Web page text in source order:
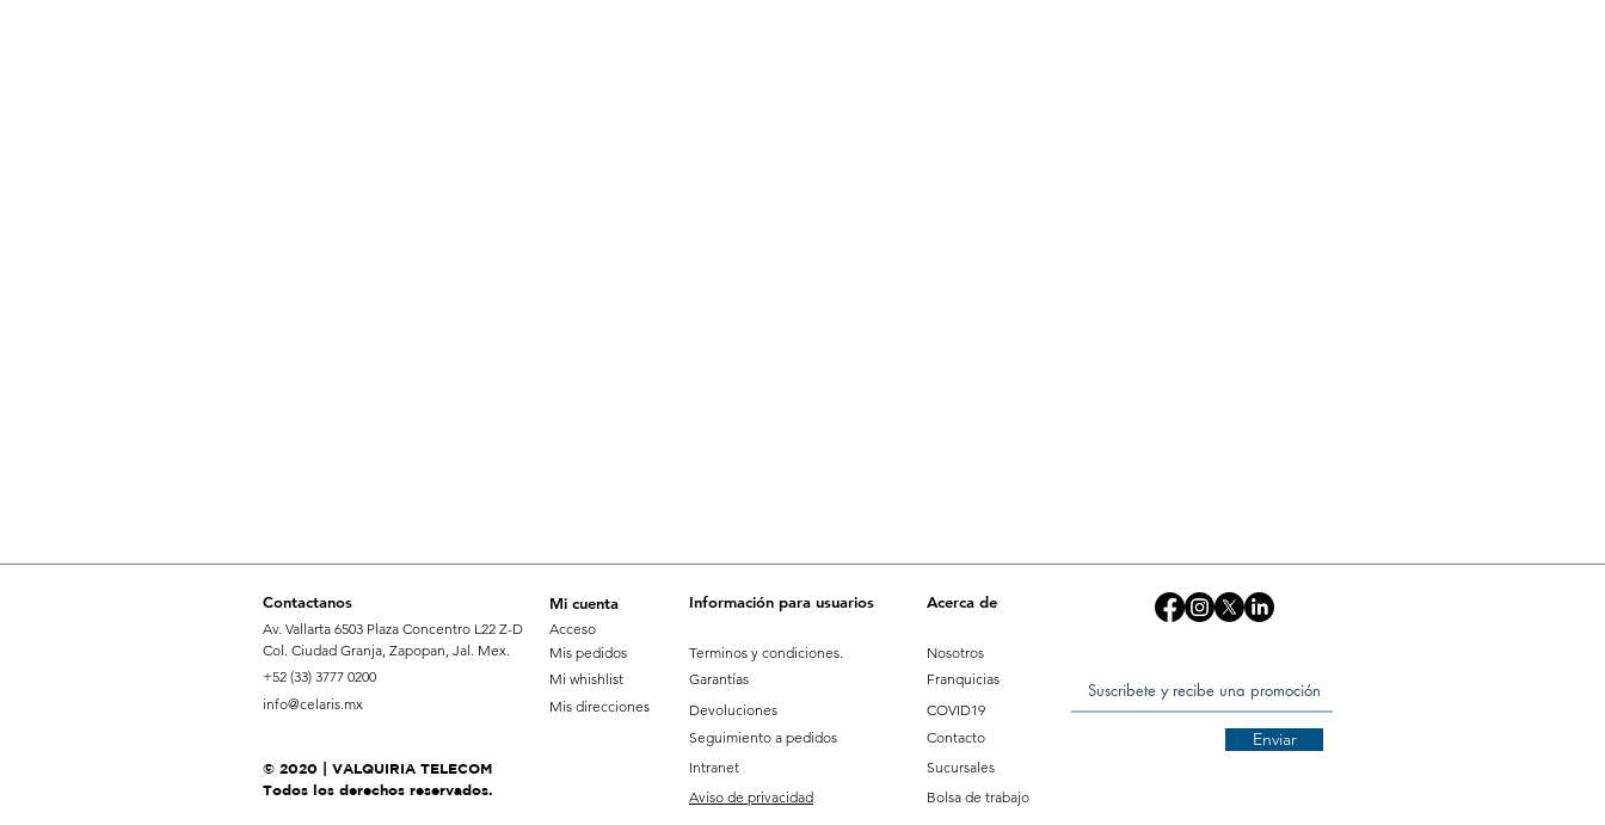
Contactanos
Av. Vallarta 6503 Plaza Concentro L22 Z-D
Col. Ciudad Granja, Zapopan, Jal. Mex.
+52 (33) 3777 0200
info@celaris.mx
Mi cuenta
Acceso
Mis pedidos
Mi whishlist
Mis direcciones
Información para usuarios
Terminos y condiciones.
Garantías
Devoluciones
Acerca de
Nosotros
Franquicias
COVID19
© 2020 | VALQUIRIA TELECOM
Todos los derechos reservados.
Seguimiento a pedidos
Intranet
Aviso de privacidad
Contacto
Sucursales
Bolsa de trabajo
Enviar